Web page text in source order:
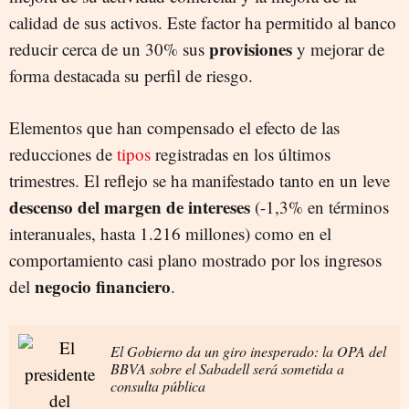
calidad de sus activos. Este factor ha permitido al banco
reducir cerca de un 30% sus provisiones y mejorar de
forma destacada su perfil de riesgo.
Elementos que han compensado el efecto de las
reducciones de tipos registradas en los últimos
trimestres. El reflejo se ha manifestado tanto en un leve
descenso del margen de intereses (-1,3% en términos
interanuales, hasta 1.216 millones) como en el
comportamiento casi plano mostrado por los ingresos
del negocio financiero.
El Gobierno da un giro inesperado: la OPA del
BBVA sobre el Sabadell será sometida a
consulta pública